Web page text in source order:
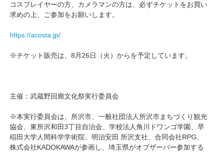
コスプレイヤーの方、カメラマンの方は、必ずチケットをお買い
求めの上、ご参加をお願いします。
https://acosta.jp/
※チケット販売は、8月26日（火）からを予定しています。
主催：武蔵野回廊文化祭実行委員会
※本実行委員会は、所沢市、一般社団法人所沢市まちづくり観光
協会、東所沢和田3丁目自治会、学校法人角川ドワンゴ学園、早
稲田大学人間科学学術院、明治安田 所沢支社、合同会社RPG、
株式会社KADOKAWAが参画し、埼玉県がオブザーバー参加する